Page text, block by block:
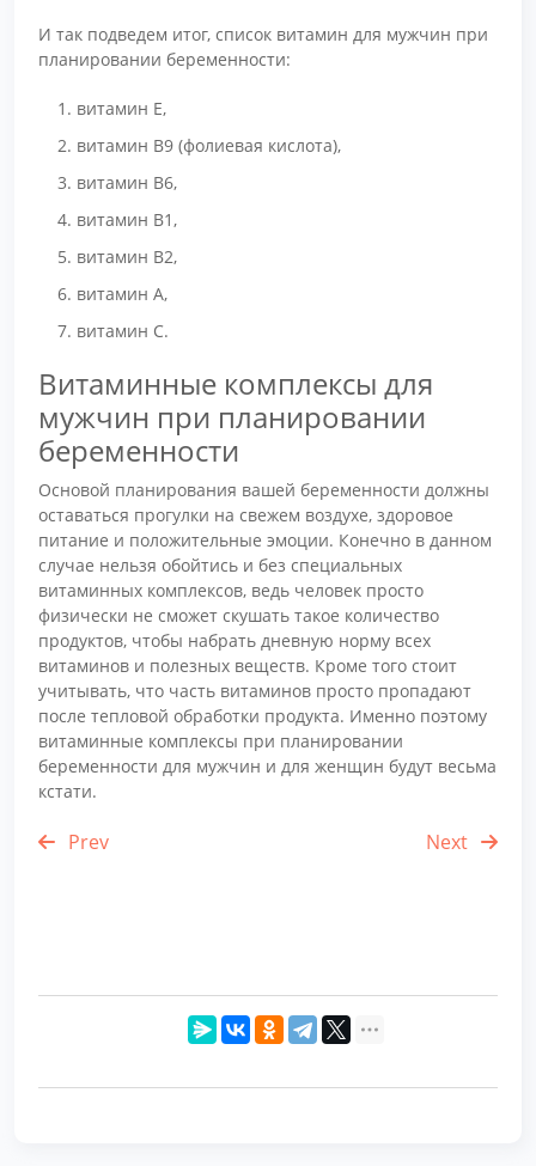
И так подведем итог, список витамин для мужчин при
планировании беременности:
витамин Е,
витамин В9 (фолиевая кислота),
витамин В6,
витамин В1,
витамин В2,
витамин А,
витамин С.
Витаминные комплексы для
мужчин при планировании
беременности
Основой планирования вашей беременности должны
оставаться прогулки на свежем воздухе, здоровое
питание и положительные эмоции. Конечно в данном
случае нельзя обойтись и без специальных
витаминных комплексов, ведь человек просто
физически не сможет скушать такое количество
продуктов, чтобы набрать дневную норму всех
витаминов и полезных веществ. Кроме того стоит
учитывать, что часть витаминов просто пропадают
после тепловой обработки продукта. Именно поэтому
витаминные комплексы при планировании
беременности для мужчин и для женщин будут весьма
кстати.
Prev Next